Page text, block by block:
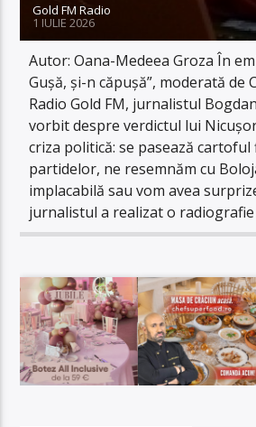
Gold FM Radio
1 IULIE 2026
Autor: Oana-Medeea Groza În
Gușă, și-n căpușă”, moderată de
Radio Gold FM, jurnalistul
vorbit despre verdictul lui
criza politică: se pasează
partidelor, ne resemnăm cu
implacabilă sau vom avea
jurnalistul a realizat o